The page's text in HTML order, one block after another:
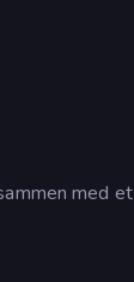
med et